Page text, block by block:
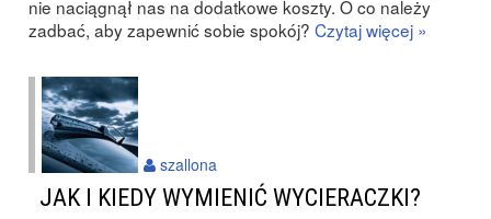
nie naciągnął nas na dodatkowe koszty. O co należy
zadbać, aby zapewnić sobie spokój? Czytaj więcej »
JAK I KIEDY WYMIENIĆ WYCIERACZKI?
szallona